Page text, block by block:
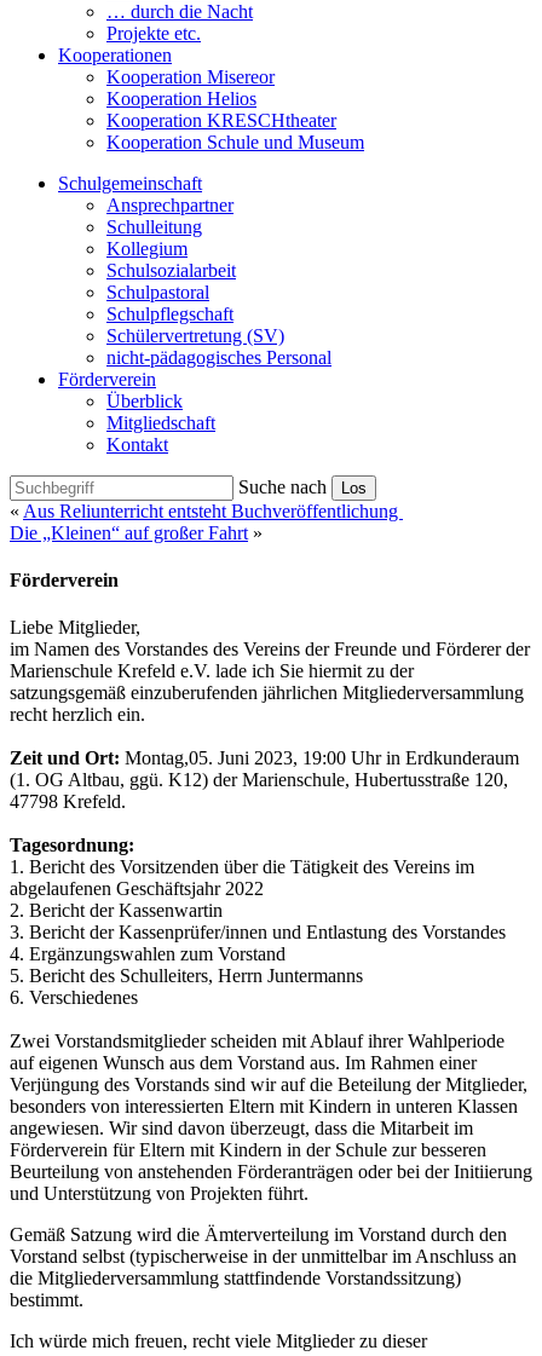
… durch die Nacht
Projekte etc.
Kooperationen
Kooperation Misereor
Kooperation Helios
Kooperation KRESCHtheater
Kooperation Schule und Museum
Schulgemeinschaft
Ansprechpartner
Schulleitung
Kollegium
Schulsozialarbeit
Schulpastoral
Schulpflegschaft
Schülervertretung (SV)
nicht-pädagogisches Personal
Förderverein
Überblick
Mitgliedschaft
Kontakt
Suche nach Los
« Aus Reliunterricht entsteht Buchveröffentlichung
Die „Kleinen“ auf großer Fahrt »
Förderverein
Liebe Mitglieder,
im Namen des Vorstandes des Vereins der Freunde und Förderer der
Marienschule Krefeld e.V. lade ich Sie hiermit zu der
satzungsgemäß einzuberufenden jährlichen Mitgliederversammlung
recht herzlich ein.
Zeit und Ort: Montag,05. Juni 2023, 19:00 Uhr in Erdkunderaum
(1. OG Altbau, ggü. K12) der Marienschule, Hubertusstraße 120,
47798 Krefeld.
Tagesordnung:
1. Bericht des Vorsitzenden über die Tätigkeit des Vereins im
abgelaufenen Geschäftsjahr 2022
2. Bericht der Kassenwartin
3. Bericht der Kassenprüfer/innen und Entlastung des Vorstandes
4. Ergänzungswahlen zum Vorstand
5. Bericht des Schulleiters, Herrn Juntermanns
6. Verschiedenes
Zwei Vorstandsmitglieder scheiden mit Ablauf ihrer Wahlperiode
auf eigenen Wunsch aus dem Vorstand aus. Im Rahmen einer
Verjüngung des Vorstands sind wir auf die Beteilung der Mitglieder,
besonders von interessierten Eltern mit Kindern in unteren Klassen
angewiesen. Wir sind davon überzeugt, dass die Mitarbeit im
Förderverein für Eltern mit Kindern in der Schule zur besseren
Beurteilung von anstehenden Förderanträgen oder bei der Initiierung
und Unterstützung von Projekten führt.
Gemäß Satzung wird die Ämterverteilung im Vorstand durch den
Vorstand selbst (typischerweise in der unmittelbar im Anschluss an
die Mitgliederversammlung stattfindende Vorstandssitzung)
bestimmt.
Ich würde mich freuen, recht viele Mitglieder zu dieser